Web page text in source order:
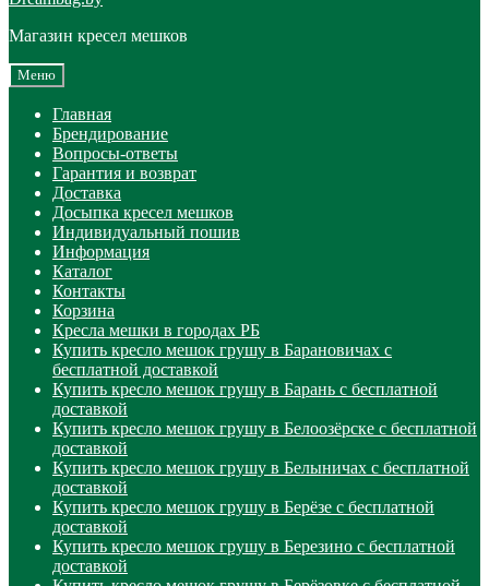
Магазин кресел мешков
Меню
Главная
Брендирование
Вопросы-ответы
Гарантия и возврат
Доставка
Досыпка кресел мешков
Индивидуальный пошив
Информация
Каталог
Контакты
Корзина
Кресла мешки в городах РБ
Купить кресло мешок грушу в Барановичах с
бесплатной доставкой
Купить кресло мешок грушу в Барань с бесплатной
доставкой
Купить кресло мешок грушу в Белоозёрске с бесплатной
доставкой
Купить кресло мешок грушу в Белыничах с бесплатной
доставкой
Купить кресло мешок грушу в Берёзе с бесплатной
доставкой
Купить кресло мешок грушу в Березино с бесплатной
доставкой